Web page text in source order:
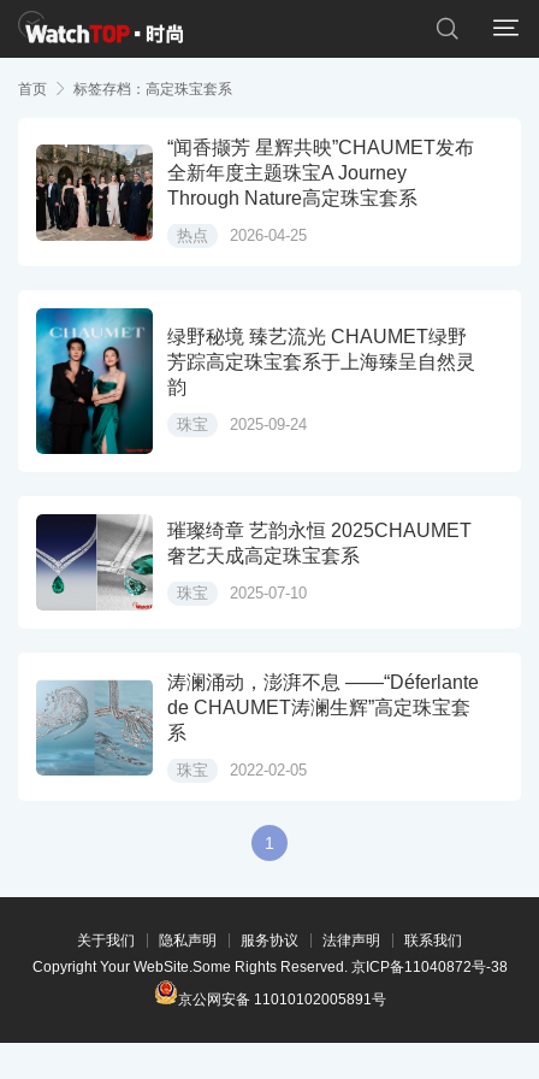


首页  标签存档：高定珠宝套系
“闻香撷芳 星辉共映”CHAUMET发布
全新年度主题珠宝A Journey
Through Nature高定珠宝套系
热点 2026-04-25
绿野秘境 臻艺流光 CHAUMET绿野
芳踪高定珠宝套系于上海臻呈自然灵
韵
珠宝 2025-09-24
璀璨绮章 艺韵永恒 2025CHAUMET
奢艺天成高定珠宝套系
珠宝 2025-07-10
涛澜涌动，澎湃不息 ——“Déferlante
de CHAUMET涛澜生辉”高定珠宝套
系
珠宝 2022-02-05
1
关于我们 隐私声明 服务协议 法律声明
联系我们
Copyright Your WebSite.Some Rights Reserved. 京ICP备11040872号-38
京公网安备 11010102005891号